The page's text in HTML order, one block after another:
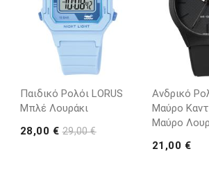
Παιδικό Ρολόι LORUS
Μπλέ Λουράκι
28,00 €29,00 €
Ανδρικό
Μαύρο
Μαύρο
21,00 €